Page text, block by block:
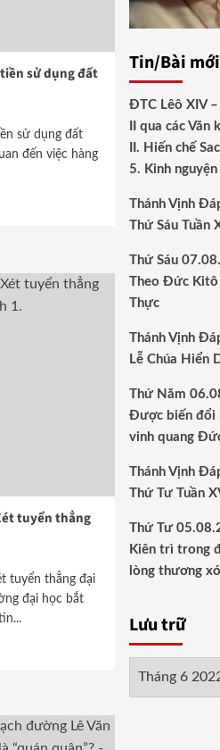
sử dụng đất
sử dụng đất
đến việc hàng
tuyển thẳng
tuyển thẳng đại
đại học bắt
Tin/Bài mới
ĐTC Lêô XIV
II qua các Văn
II. Hiến chế
5. Kinh
Thánh Vịnh
Thứ Sáu Tuần
Thứ Sáu
Theo Đức Kitô
Thực
Thánh Vịnh
Lễ Chúa Hiển
Thứ Năm
Được biến đổi
vinh quang
Thánh Vịnh
Thứ Tư Tuần
Thứ Tư
Kiên trì trong
lòng thương
Lưu trữ